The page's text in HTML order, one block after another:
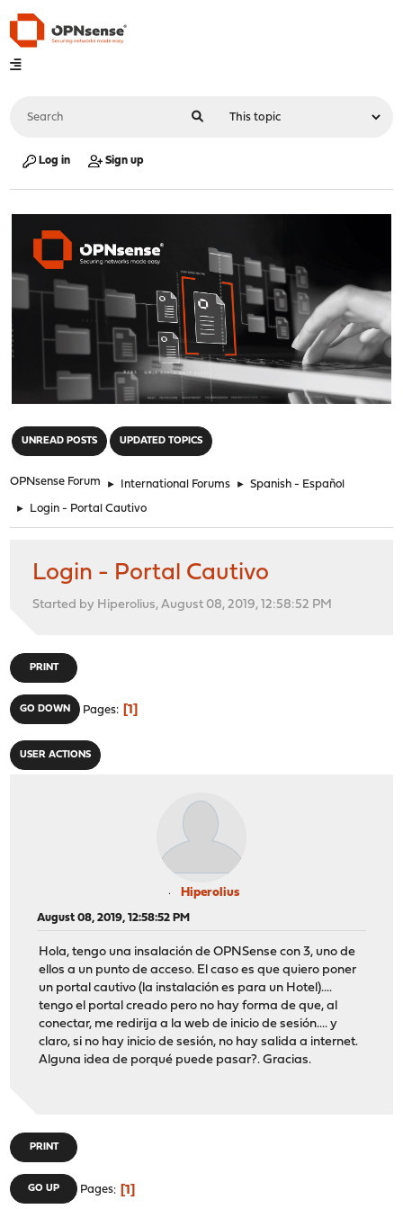
Log in Sign up
UNREAD POSTS UPDATED TOPICS
OPNsense Forum ► International Forums ► Spanish - Español
► Login - Portal Cautivo
Login - Portal Cautivo
Started by Hiperolius, August 08, 2019, 12:58:52 PM
PRINT
GO DOWN Pages 1
USER ACTIONS
Hiperolius
August 08, 2019, 12:58:52 PM
Hola, tengo una insalación de OPNSense con 3, uno de
ellos a un punto de acceso. El caso es que quiero poner
un portal cautivo (la instalación es para un Hotel)....
tengo el portal creado pero no hay forma de que, al
conectar, me redirija a la web de inicio de sesión.... y
claro, si no hay inicio de sesión, no hay salida a internet.
Alguna idea de porqué puede pasar?. Gracias.
PRINT
GO UP Pages 1